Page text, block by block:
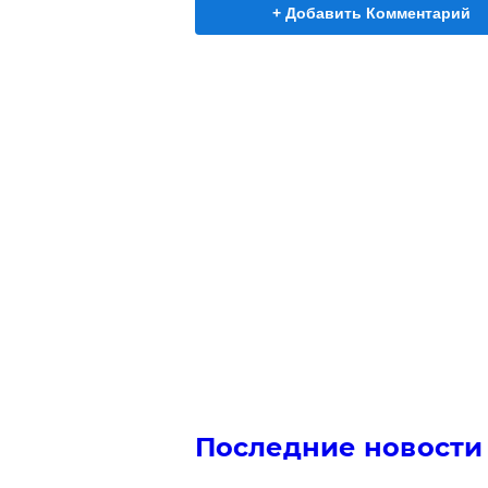
+ Добавить Комментарий
Последние новости